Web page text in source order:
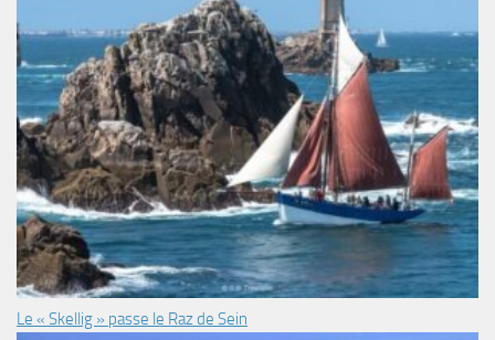
Le « Skellig » passe le Raz de Sein